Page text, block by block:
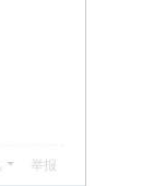
举报